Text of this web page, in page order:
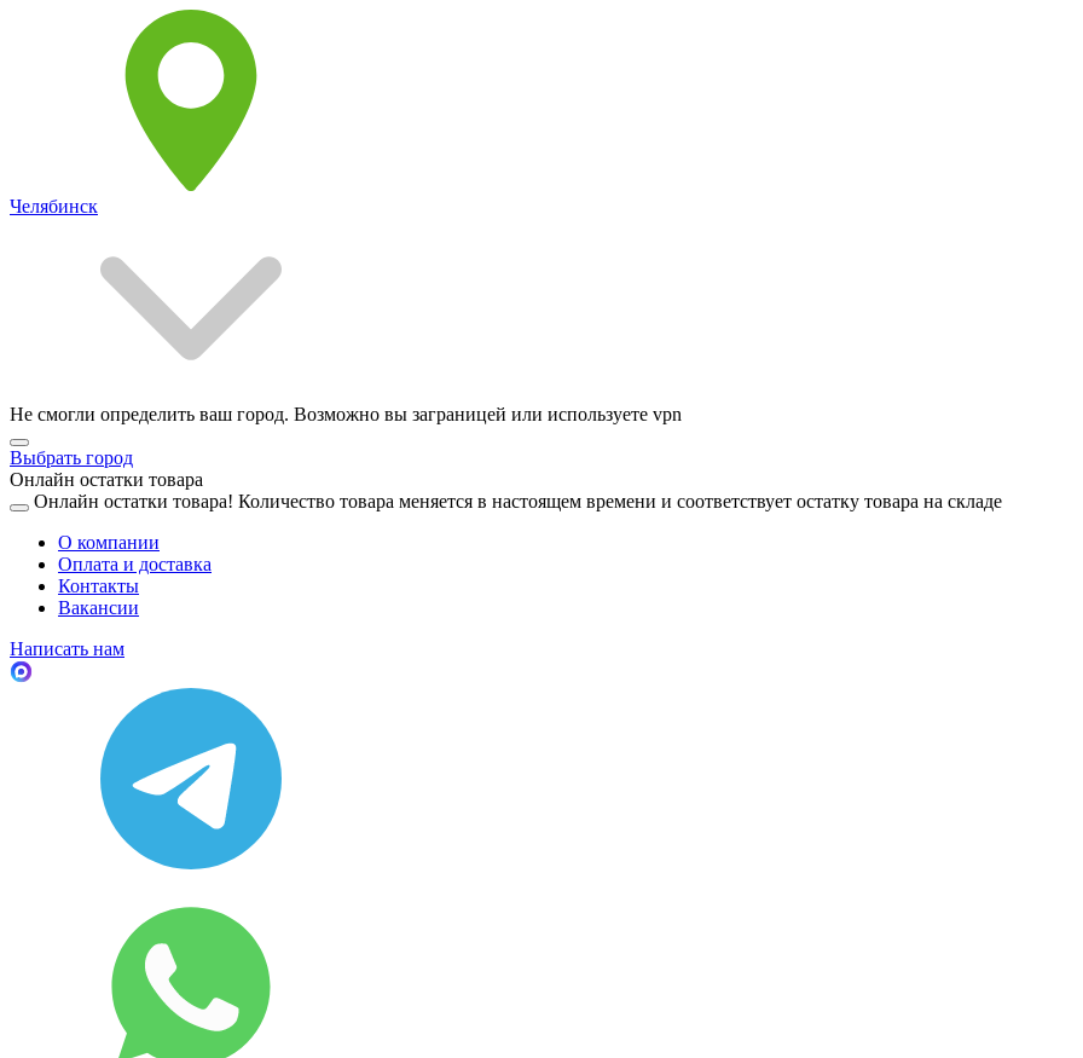
Челябинск
Не смогли определить ваш город. Возможно вы заграницей или используете vpn
Выбрать город
Онлайн остатки товара
Онлайн остатки товара! Количество товара меняется в настоящем времени и соответствует остатку товара на складе
О компании
Оплата и доставка
Контакты
Вакансии
Написать нам